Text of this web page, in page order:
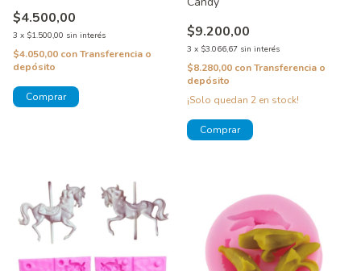
$4.500,00
3 x $1.500,00 sin interés
$4.050,00 conTransferencia o
depósito
$9.200,00
3 x $3.066,67 sin interés
$8.280,00 conTransferencia o
depósito
¡Solo quedan 2 en stock!